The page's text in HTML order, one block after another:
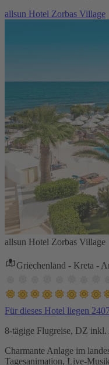
allsun Hotel Zorbas Village
allsun Hotel Zorbas Village
Griechenland - Kreta -
Für dieses Hotel liegen
8-tägige Flugreise, DZ
Charmante Anlage im
Tagesanimation, Live-